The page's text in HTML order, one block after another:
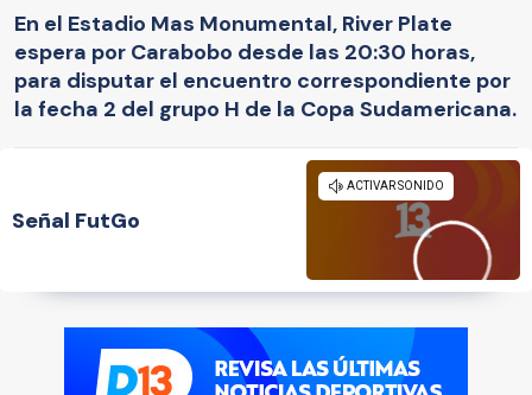
En el Estadio Mas Monumental, River Plate
espera por Carabobo desde las 20:30 horas,
para disputar el encuentro correspondiente por
la fecha 2 del grupo H de la Copa Sudamericana.
Señal FutGo